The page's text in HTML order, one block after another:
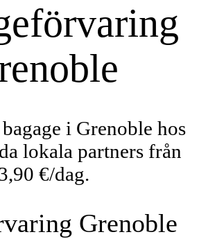
i Grenoble hos
lokala partners från
€/dag.
Grenoble